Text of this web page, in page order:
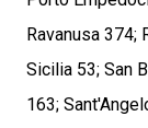
Ravanusa 374;
Sicilia 53; San
163;